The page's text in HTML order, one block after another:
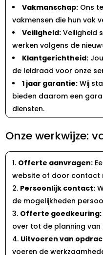
Vakmanschap: Ons
vakmensen die hun vak
Veiligheid: Veiligheid
werken volgens de
Klantgerichtheid:
de leidraad voor onze
1 jaar garantie: Wij
bieden daarom een
diensten.
Onze werkwijze:
Offerte aanvragen:
website of door contact
Persoonlijk contact:
de mogelijkheden
Offerte goedkeuring:
over tot de planning van
Uitvoeren van
voeren de